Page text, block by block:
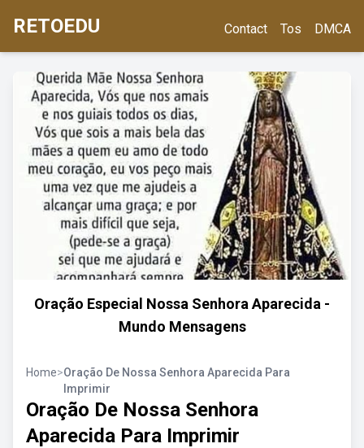
RETOEDU Contact Tos DMCA
Oração Especial Nossa Senhora Aparecida -
Mundo Mensagens
Home>Oração De Nossa Senhora Aparecida Para
Imprimir
Oração De Nossa Senhora
Aparecida Para Imprimir